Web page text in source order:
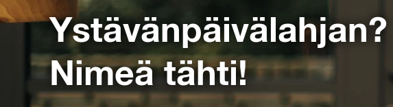
Ystävänpäivälahjan?
Nimeä tähti!